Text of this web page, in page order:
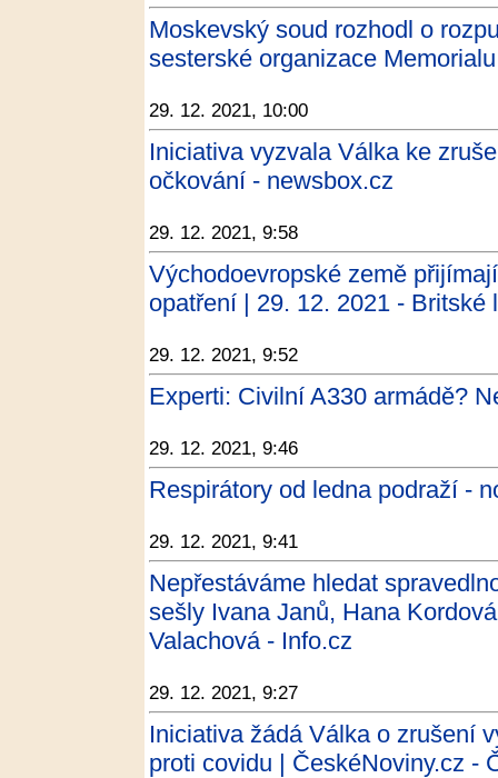
Moskevský soud rozhodl o
sesterské organizace
29. 12. 2021, 10:00
Iniciativa vyzvala Válka ke
očkování - newsbox.cz
29. 12. 2021, 9:58
Východoevropské země
opatření | 29. 12. 2021 - Britské
29. 12. 2021, 9:52
Experti: Civilní A330 armádě?
29. 12. 2021, 9:46
Respirátory od ledna podraží -
29. 12. 2021, 9:41
Nepřestáváme hledat
sešly Ivana Janů, Hana
Valachová - Info.cz
29. 12. 2021, 9:27
Iniciativa žádá Válka o zrušení
proti covidu | ČeskéNoviny.cz -